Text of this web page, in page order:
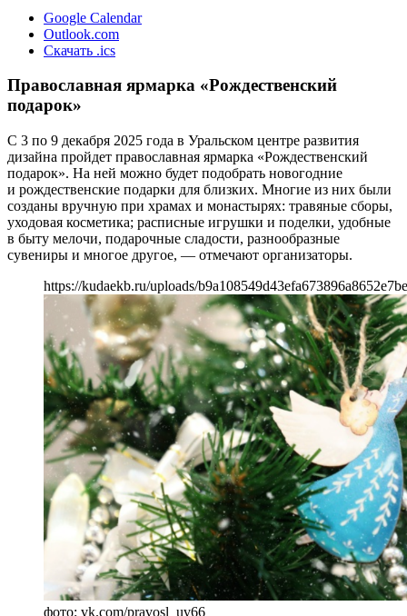
Google Calendar
Outlook.com
Скачать .ics
Православная ярмарка «Рождественский
подарок»
С 3 по 9 декабря 2025 года в Уральском центре развития
дизайна пройдет православная ярмарка «Рождественский
подарок». На ней можно будет подобрать новогодние
и рождественские подарки для близких. Многие из них были
созданы вручную при храмах и монастырях: травяные сборы,
уходовая косметика; расписные игрушки и поделки, удобные
в быту мелочи, подарочные сладости, разнообразные
сувениры и многое другое, — отмечают организаторы.
https://kudaekb.ru/uploads/
фото: vk.com/pravosl_uv66